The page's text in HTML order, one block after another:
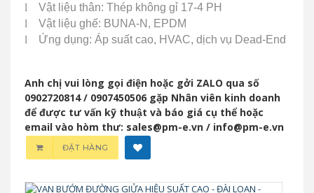
l
Vật liệu thân: Thép không gỉ 17-4 PH
l
Vật liệu ghế: BUNA-N, EPDM
l
Ứng dụng: Áp suất cao, HVAC, dịch vụ Dead-End
Anh chị vui lòng gọi điện hoặc gởi ZALO qua số
0902720814 / 0907450506 gặp Nhân viên kinh doanh
để được tư vấn kỹ thuật và báo giá cụ thể hoặc
email vào hòm thư: sales@pm-e.vn / info@pm-e.vn
ĐẶT HÀNG